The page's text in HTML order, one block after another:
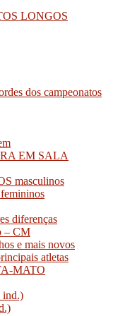
LONGOS
dos campeonatos
EM SALA
masculinos
diferenças
– CM
e mais novos
atletas
MATO
ind.)